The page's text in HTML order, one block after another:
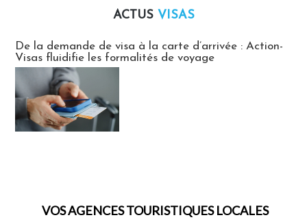
ACTUS VISAS
De la demande de visa à la carte d’arrivée : Action-
Visas fluidifie les formalités de voyage
VOS AGENCES TOURISTIQUES LOCALES